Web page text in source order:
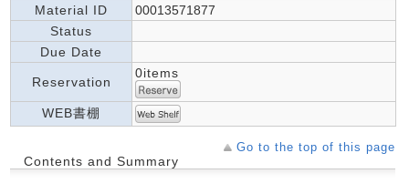
Material ID
00013571877
Status
Due Date
Reservation
0items
WEB書棚
Go to the top of this page
Contents and Summary